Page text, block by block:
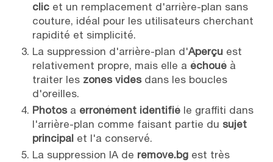
clicet un remplacement d'arrière-plan sans
couture, idéal pour les utilisateurs cherchant
rapidité et simplicité.
La suppression d'arrière-plan d'Aperçuest
relativement propre, mais elle a échouéà
traiter les zones videsdans les boucles
d'oreilles.
Photosa erronément identifiéle graffiti dans
l'arrière-plan comme faisant partie du sujet
principal et l'a conservé.
La suppression IA de remove.bgest très